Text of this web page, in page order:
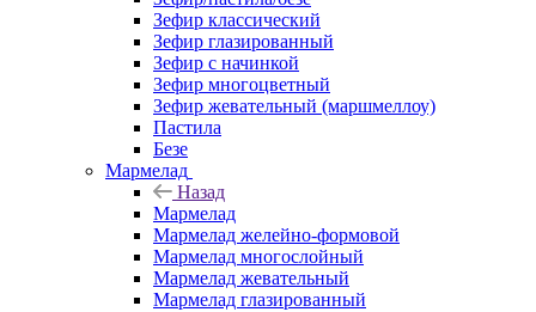
Зефир классический
Зефир глазированный
Зефир с начинкой
Зефир многоцветный
Зефир жевательный (маршмеллоу)
Пастила
Безе
Мармелад
Назад
Мармелад
Мармелад желейно-формовой
Мармелад многослойный
Мармелад жевательный
Мармелад глазированный